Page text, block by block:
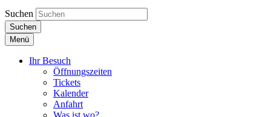
Suchen
Suchen
Menü
Ihr Besuch
Öffnungszeiten
Tickets
Kalender
Anfahrt
Was ist wo?